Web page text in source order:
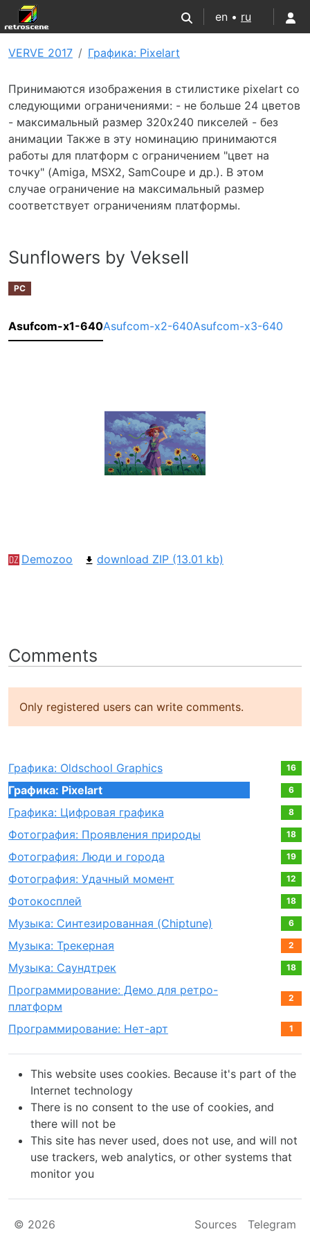
en • ru
VERVE 2017 Графика: Pixelart
Принимаются изображения в стилистике pixelart со
следующими ограничениями: - не больше 24 цветов
- максимальный размер 320х240 пикселей - без
анимации Также в эту номинацию принимаются
работы для платформ с ограничением "цвет на
точку" (Amiga, MSX2, SamCoupe и др.). В этом
случае ограничение на максимальный размер
соответствует ограничениям платформы.
Sunflowers by Veksell
PC
Asufcom-x1-640Asufcom-x2-640Asufcom-x3-640
Demozoo download ZIP (13.01 kb)
Comments
Only registered users can write comments.
Графика: Oldschool Graphics 16
Графика: Pixelart 6
Графика: Цифровая графика 8
Фотография: Проявления природы 18
Фотография: Люди и города 19
Фотография: Удачный момент 12
Фотокосплей 18
Музыка: Синтезированная (Chiptune) 6
Музыка: Трекерная 2
Музыка: Саундтрек 18
Программирование: Демо для ретро-
платформ
2
Программирование: Нет-арт 1
This website uses cookies. Because it's part of the
Internet technology
There is no consent to the use of cookies, and
there will not be
This site has never used, does not use, and will not
use trackers, web analytics, or other systems that
monitor you
© 2026 Sources Telegram